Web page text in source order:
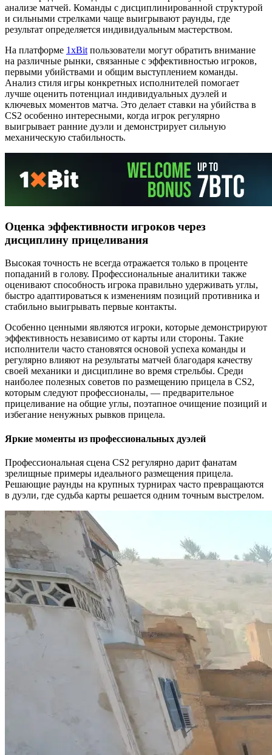
анализе матчей. Команды с дисциплинированной структурой
и сильными стрелками чаще выигрывают раунды, где
результат определяется индивидуальным мастерством.
На платформе 1xBit пользователи могут обратить внимание
на различные рынки, связанные с эффективностью игроков,
первыми убийствами и общим выступлением команды.
Анализ стиля игры конкретных исполнителей помогает
лучше оценить потенциал индивидуальных дуэлей и
ключевых моментов матча. Это делает ставки на убийства в
CS2 особенно интересными, когда игрок регулярно
выигрывает ранние дуэли и демонстрирует сильную
механическую стабильность.
Оценка эффективности игроков через
дисциплину прицеливания
Высокая точность не всегда отражается только в проценте
попаданий в голову. Профессиональные аналитики также
оценивают способность игрока правильно удерживать углы,
быстро адаптироваться к изменениям позиций противника и
стабильно выигрывать первые контакты.
Особенно ценными являются игроки, которые демонстрируют
эффективность независимо от карты или стороны. Такие
исполнители часто становятся основой успеха команды и
регулярно влияют на результаты матчей благодаря качеству
своей механики и дисциплине во время стрельбы. Среди
наиболее полезных советов по размещению прицела в CS2,
которым следуют профессионалы, — предварительное
прицеливание на общие углы, поэтапное очищение позиций и
избегание ненужных рывков прицела.
Яркие моменты из профессиональных дуэлей
Профессиональная сцена CS2 регулярно дарит фанатам
зрелищные примеры идеального размещения прицела.
Решающие раунды на крупных турнирах часто превращаются
в дуэли, где судьба карты решается одним точным выстрелом.